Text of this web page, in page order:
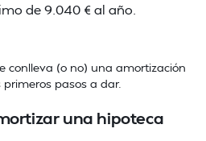
de 9.040 € al año.
conlleva (o no) una amortización
primeros pasos a dar.
una hipoteca